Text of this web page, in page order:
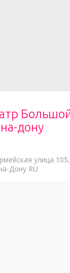
дону
улица 105
Дону RU